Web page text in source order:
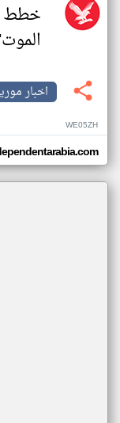
خطط
اخبار
WE05ZH